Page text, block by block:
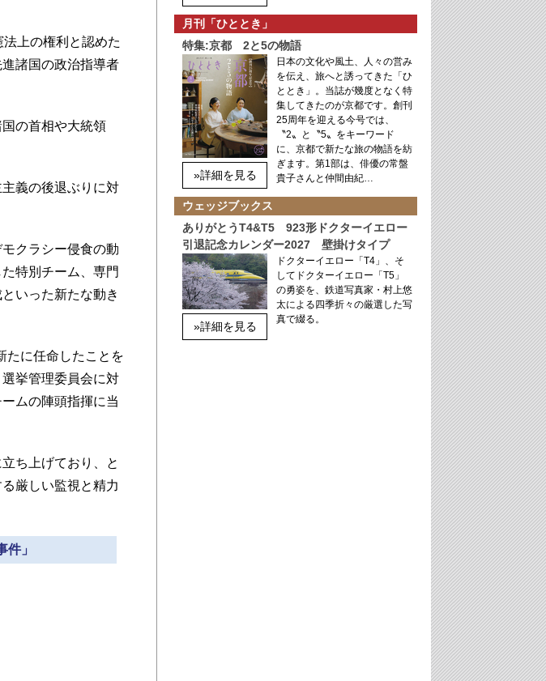
上の権利と認めた
諸国の政治指導者
の首相や大統領
義の後退ぶりに対
クラシー侵食の動
特別チーム、専門
いった新たな動き
たに任命したことを
挙管理委員会に対
ムの陣頭指揮に当
ち上げており、と
厳しい監視と精力
」
月刊「ひととき」
特集:京都 2と5の物語
»詳細を見る
日本の文化や風土、人々の営み
を伝え、旅へと誘ってきた「ひ
ととき」。当誌が幾度となく特
集してきたのが京都です。創刊
25周年を迎える今号では、
〝2〟と〝5〟をキーワード
に、京都で新たな旅の物語を紡
ぎます。第1部は、俳優の常盤
貴子さんと仲間由紀…
ウェッジブックス
ありがとうT4&T5 923形ドクターイエロー
引退記念カレンダー2027 壁掛けタイプ
»詳細を見る
ドクターイエロー「T4」、そ
してドクターイエロー「T5」
の勇姿を、鉄道写真家・村上悠
太による四季折々の厳選した写
真で綴る。